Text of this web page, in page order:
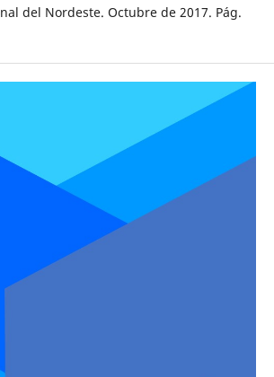
del Nordeste. Octubre de 2017. Pág.